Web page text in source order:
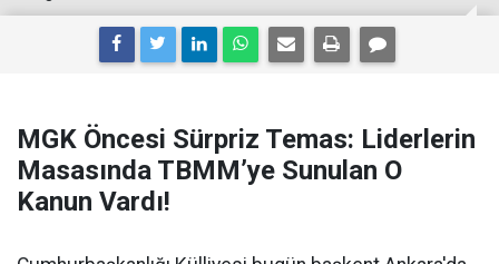
MGK Öncesi Sürpriz Temas: Liderlerin
Masasında TBMM’ye Sunulan O
Kanun Vardı!